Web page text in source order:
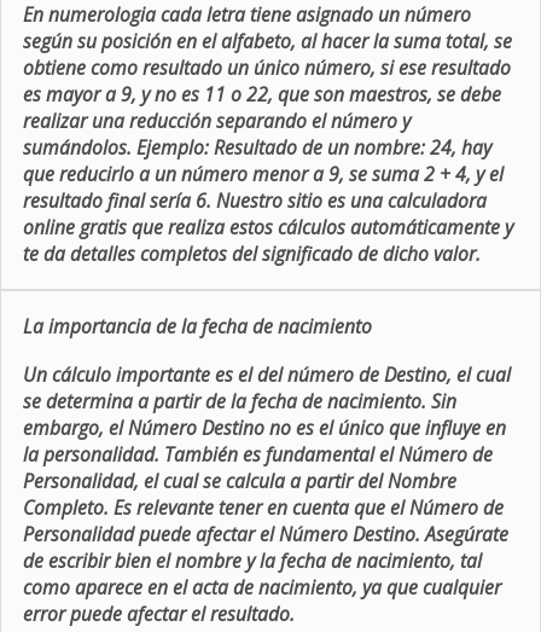
En numerologia cada letra tiene asignado un número
según su posición en el alfabeto, al hacer la suma total, se
obtiene como resultado un único número, si ese resultado
es mayor a 9, y no es 11 o 22, que son maestros, se debe
realizar una reducción separando el número y
sumándolos. Ejemplo: Resultado de un nombre: 24, hay
que reducirlo a un número menor a 9, se suma 2 + 4, y el
resultado final sería 6. Nuestro sitio es una calculadora
online gratis que realiza estos cálculos automáticamente y
te da detalles completos del significado de dicho valor.
La importancia de la fecha de nacimiento
Un cálculo importante es el del número de Destino, el cual
se determina a partir de la fecha de nacimiento. Sin
embargo, el Número Destino no es el único que influye en
la personalidad. También es fundamental el Número de
Personalidad, el cual se calcula a partir del Nombre
Completo. Es relevante tener en cuenta que el Número de
Personalidad puede afectar el Número Destino. Asegúrate
de escribir bien el nombre y la fecha de nacimiento, tal
como aparece en el acta de nacimiento, ya que cualquier
error puede afectar el resultado.